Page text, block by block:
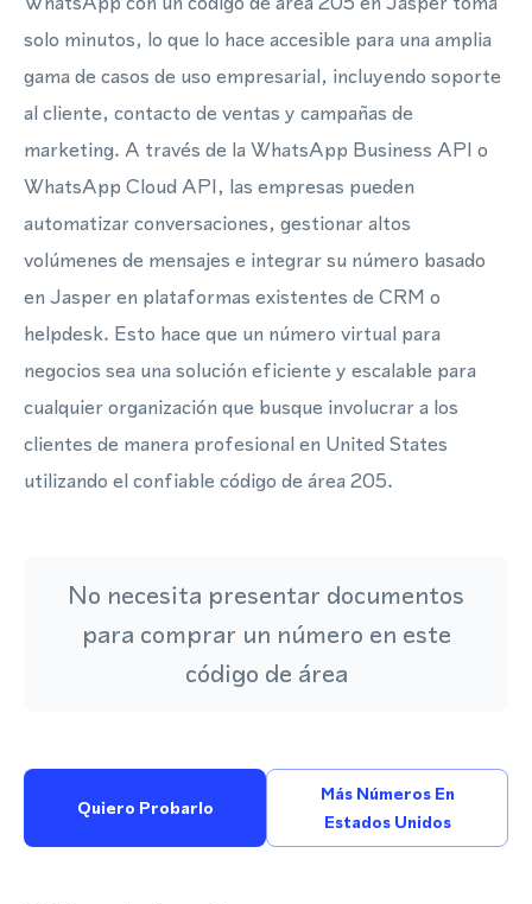
solo minutos, lo que lo hace accesible para una amplia
gama de casos de uso empresarial, incluyendo soporte
al cliente, contacto de ventas y campañas de
marketing. A través de la WhatsApp Business API o
WhatsApp Cloud API, las empresas pueden
automatizar conversaciones, gestionar altos
volúmenes de mensajes e integrar su número basado
en Jasper en plataformas existentes de CRM o
helpdesk. Esto hace que un número virtual para
negocios sea una solución eficiente y escalable para
cualquier organización que busque involucrar a los
clientes de manera profesional en United States
utilizando el confiable código de área 205.
No necesita presentar documentos
para comprar un número en este
código de área
Quiero Probarlo
Más Números En
Estados Unidos